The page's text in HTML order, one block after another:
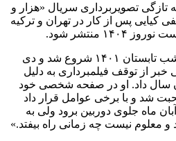
تازگی تصویربرداری سریال «هزار و
پس از کار در تهران و ترکیه
منتشر شود.
پیش تولید سریال هزار و یک شب تابستان ۱۴۰۱ شروع شد و دی
از توقف فیلمبرداری به دلیل
سال داد. او در صفحه شخصی خود
شد و با برخی عوامل قرار داد
ماه جلوی دوربین برود ولی به
معلوم نیست چه زمانی راه بیفتد.»